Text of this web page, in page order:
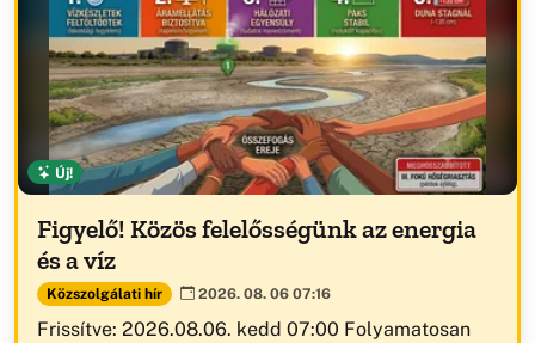
Új!
Figyelő! Közös felelősségünk az energia
és a víz
Közszolgálati hír 2026. 08. 06 07:16
Frissítve: 2026.08.06. kedd 07:00 Folyamatosan